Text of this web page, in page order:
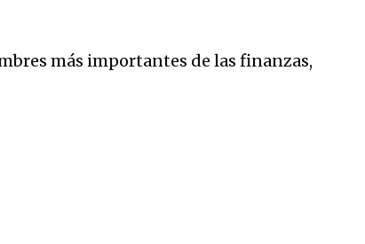
más importantes de las finanzas,